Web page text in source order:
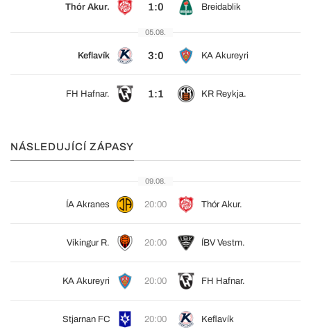
Thór Akur. 1:0 Breidablik
05.08.
Keflavík 3:0 KA Akureyri
FH Hafnar. 1:1 KR Reykja.
NÁSLEDUJÍCÍ ZÁPASY
09.08.
ÍA Akranes 20:00 Thór Akur.
Víkingur R. 20:00 ÍBV Vestm.
KA Akureyri 20:00 FH Hafnar.
Stjarnan FC 20:00 Keflavík